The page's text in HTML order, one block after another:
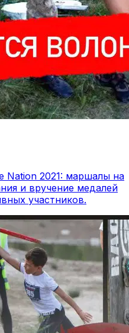
Nation 2021: маршалы на
и вручение медалей
участников.